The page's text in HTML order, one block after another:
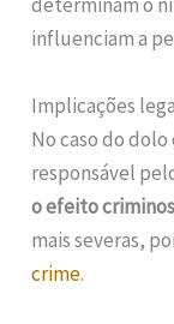
influenciam a
Implicações
No caso do
responsável
o efeito
mais severas,
crime.